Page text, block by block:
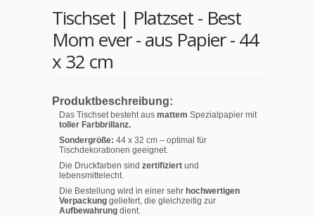
Tischset | Platzset - Best
Mom ever - aus Papier - 44
x 32 cm
Produktbeschreibung:
Das Tischset besteht aus mattem Spezialpapier mit
toller Farbbrillanz.
Sondergröße: 44 x 32 cm – optimal für
Tischdekorationen geeignet.
Die Druckfarben sind zertifiziert und
lebensmittelecht.
Die Bestellung wird in einer sehr hochwertigen
Verpackung geliefert, die gleichzeitig zur
Aufbewahrung dient.